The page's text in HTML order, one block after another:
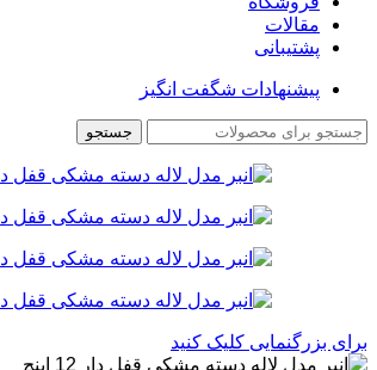
مقالات
پشتیبانی
پیشنهادات شگفت انگیز
جستجو
برای بزرگنمایی کلیک کنید